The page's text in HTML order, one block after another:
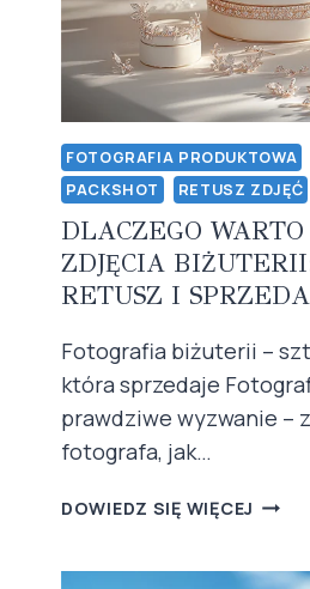
FOTOGRAFIA PRODUKTOWA
PACKSHOT
RETUSZ ZDJĘĆ
DLACZEGO
ZDJĘCIA
RETUSZ I
Fotografia biżuterii –
która sprzedaje
prawdziwe wyzwanie –
fotografa, jak…
DOWIEDZ SIĘ WIĘCEJ